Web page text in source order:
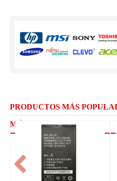
PRODUCTOS MÁS
MÓVILES BOWAY